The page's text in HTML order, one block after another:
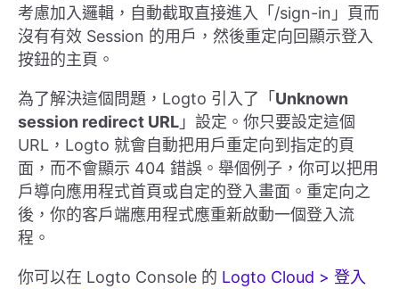
考慮加入邏輯，自動截取直接進入「/sign-in」頁而
沒有有效 Session 的用戶，然後重定向回顯示登入
按鈕的主頁。
為了解決這個問題，Logto 引入了「Unknown
session redirect URL 」設定。你只要設定這個
URL，Logto 就會自動把用戶重定向到指定的頁
面，而不會顯示 404 錯誤。舉個例子，你可以把用
戶導向應用程式首頁或自定的登入畫面。重定向之
後，你的客戶端應用程式應重新啟動一個登入流
程。
你可以在 Logto Console 的 Logto Cloud > 登入